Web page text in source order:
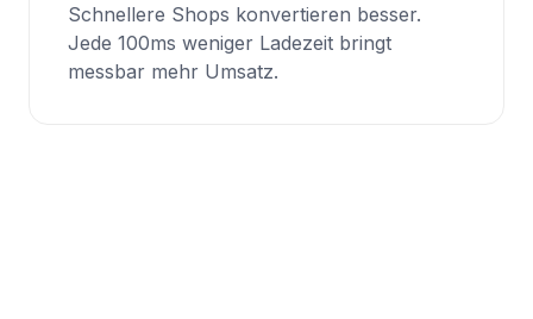
Schnellere Shops konvertieren besser.
Jede 100ms weniger Ladezeit bringt
messbar mehr Umsatz.